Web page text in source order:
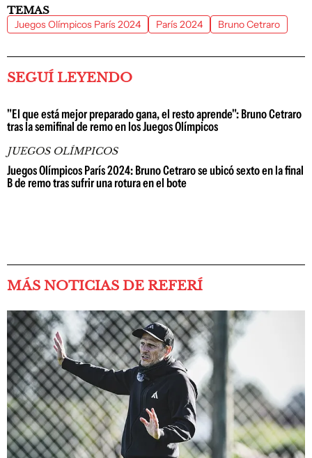
TEMAS
Juegos Olímpicos París 2024 París 2024 Bruno Cetraro
SEGUÍ LEYENDO
"El que está mejor preparado gana, el resto aprende": Bruno Cetraro
tras la semifinal de remo en los Juegos Olímpicos
JUEGOS OLÍMPICOS
Juegos Olímpicos París 2024: Bruno Cetraro se ubicó sexto en la final
B de remo tras sufrir una rotura en el bote
MÁS NOTICIAS DE REFERÍ